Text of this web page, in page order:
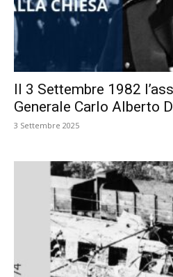
Il 3 Settembre 1982
Generale Carlo Alberto
3 Settembre 2025